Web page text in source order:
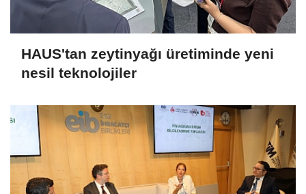
HAUS'tan zeytinyağı üretiminde yeni
nesil teknolojiler